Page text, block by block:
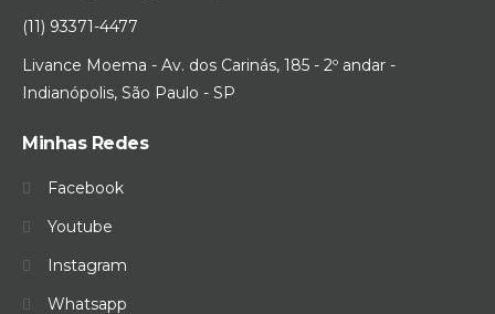
(11) 93371-4477
Livance Moema - Av. dos Carinás, 185 - 2º andar -
Indianópolis, São Paulo - SP
Minhas Redes
Facebook
Youtube
Instagram
Whatsapp